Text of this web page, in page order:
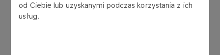
od Ciebie lub uzyskanymi podczas korzystania z ich
usług.
posiadających co najmniej 5% ogólnej liczby
głosów na Zwyczajnym Walnym Zgromadzeniu